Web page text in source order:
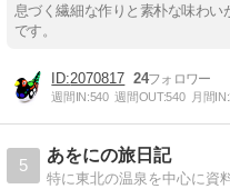
息づく繊細な作りと素朴な味わ
です。
2070817 24
週間IN:540 週間OUT:540 月間IN:
5
あをにの旅日記